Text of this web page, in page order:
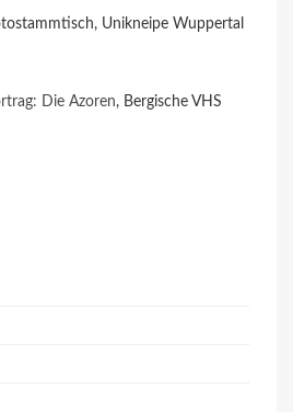
Unikneipe Wuppertal
Die Azoren, Bergische VHS